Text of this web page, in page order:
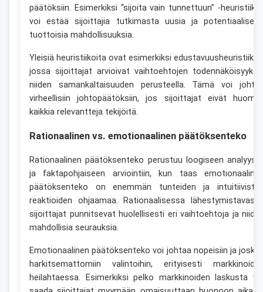
päätöksiin. Esimerkiksi “sijoita vain tunnettuun” -
voi estää sijoittajia tutkimasta uusia ja
tuottoisia mahdollisuuksia.
Yleisiä heuristiikoita ovat esimerkiksi
jossa sijoittajat arvioivat vaihtoehtojen
niiden samankaltaisuuden perusteella. Tämä voi
virheellisiin johtopäätöksiin, jos sijoittajat eivät
kaikkia relevantteja tekijöitä.
Rationaalinen vs. emotionaalinen päätöksenteko
Rationaalinen päätöksenteko perustuu loogiseen
ja faktapohjaiseen arviointiin, kun taas
päätöksenteko on enemmän tunteiden ja
reaktioiden ohjaamaa. Rationaalisessa
sijoittajat punnitsevat huolellisesti eri vaihtoehtoja ja
mahdollisia seurauksia.
Emotionaalinen päätöksenteko voi johtaa nopeisiin ja
harkitsemattomiin valintoihin, erityisesti
heilahtaessa. Esimerkiksi pelko markkinoiden laskusta